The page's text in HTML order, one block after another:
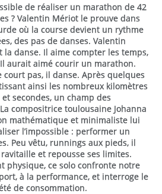
de réaliser un marathon de 42
? Valentin Mériot le prouve dans
où la course devient un rythme
des pas de danses. Valentin
la danse. Il aime compter les temps,
aurait aimé courir un marathon.
pas, il danse. Après quelques
ainsi les nombreux kilomètres
secondes, un champ des
compositrice toulousaine Johanna
mathématique et minimaliste lui
l’impossible : performer un
Peu vêtu, runnings aux pieds, il
ravitaille et repousse ses limites.
physique, ce solo confronte notre
à la performance, et interroge le
de consommation.